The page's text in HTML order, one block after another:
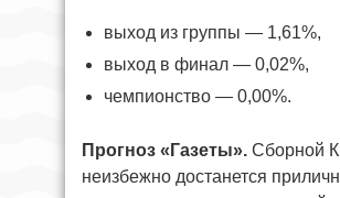
выход из группы — 1,61%,
выход в финал — 0,02%,
чемпионство — 0,00%.
Прогноз «Газеты». Сборной
неизбежно достанется